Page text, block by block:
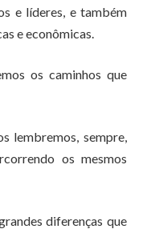
e líderes, e também
e econômicas.
os caminhos que
lembremos, sempre,
os mesmos
diferenças que